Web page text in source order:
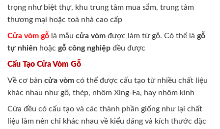
trọng như biệt thự, khu trung tâm mua sắm, trung tâm
thương mại hoặc toà nhà cao cấp
Cửa vòm gỗ là mẫu cửa vòm được làm từ gỗ. Có thể là gỗ
tự nhiên hoặc gỗ công nghiệp đều được
Cấu Tạo Cửa Vòm Gỗ
Về cơ bản cửa vòm có thể được cấu tạo từ nhiều chất liệu
khác nhau như gỗ, thép, nhôm Xing-Fa, hay nhôm kính
Cửa đều có cấu tạo và các thành phần giống như lại chất
liệu làm nên chỉ khác nhau về kiểu dáng và kích thước đặc